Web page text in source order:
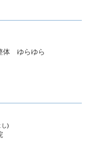
体 ゆらゆら
)